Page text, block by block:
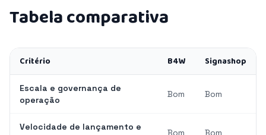
Tabela comparativa
Critério B4W Signashop
Escala e governança de
operação
Bom Bom
Velocidade de lançamento e
Bom Bom